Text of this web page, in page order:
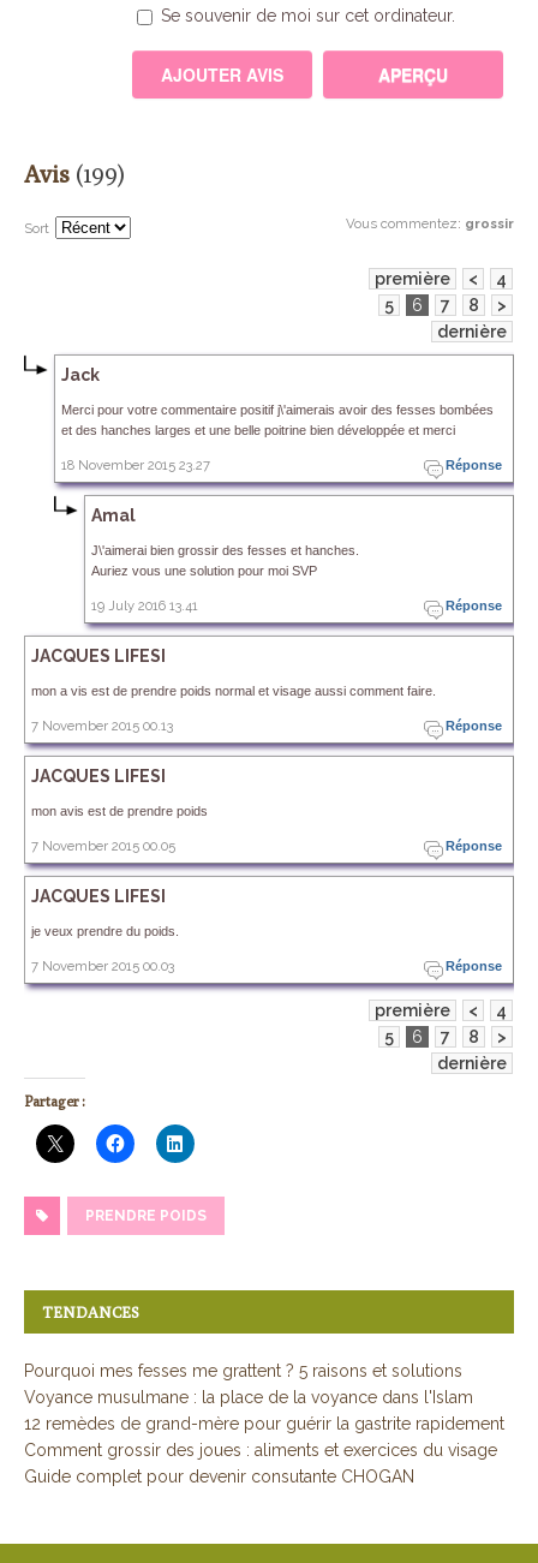
Se souvenir de moi sur cet ordinateur.
Avis (199)
Vous commentez: grossir
Sort
première <
4
5
6 7 8
>
dernière
Jack
Merci pour votre commentaire positif j\'aimerais avoir des fesses bombées
et des hanches larges et une belle poitrine bien développée et merci
Réponse
18 November 2015 23.27
Amal
J\'aimerai bien grossir des fesses et hanches.
Auriez vous une solution pour moi SVP
Réponse
19 July 2016 13.41
JACQUES LIFESI
mon a vis est de prendre poids normal et visage aussi comment faire.
Réponse
7 November 2015 00.13
JACQUES LIFESI
mon avis est de prendre poids
Réponse
7 November 2015 00.05
JACQUES LIFESI
je veux prendre du poids.
Réponse
7 November 2015 00.03
première <
4
5
6 7 8
>
dernière
Partager :
PRENDRE POIDS
TENDANCES
Pourquoi mes fesses me grattent ? 5 raisons et solutions
Voyance musulmane : la place de la voyance dans l'Islam
12 remèdes de grand-mère pour guérir la gastrite rapidement
Comment grossir des joues : aliments et exercices du visage
Guide complet pour devenir consutante CHOGAN